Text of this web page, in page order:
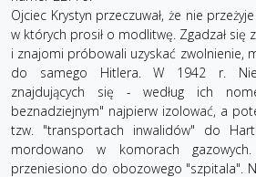
Ojciec Krystyn przeczuwał, że nie
w których prosił o modlitwę. Zgadzał się
i znajomi próbowali uzyskać zwolnienie,
do samego Hitlera. W 1942 r.
znajdujących się - według ich
beznadziejnym" najpierw izolować, a
tzw. "transportach inwalidów" do
mordowano w komorach
przeniesiono do obozowego "szpitala".